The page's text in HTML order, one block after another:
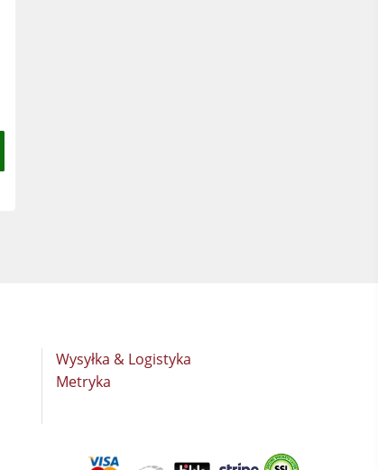
Wysyłka & Logistyka
Metryka